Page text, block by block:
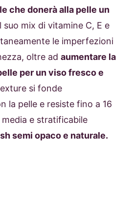
che donerà alla pelle un
suo mix di vitamine C, E e
le imperfezioni
oltre ad aumentare la
per un viso fresco e
si fonde
la pelle e resiste fino a 16
e stratificabile
semi opaco e naturale.